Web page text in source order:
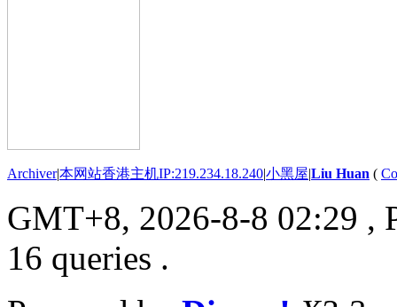
Archiver|本网站香港主机IP:219.234.18.240|小黑屋|Liu Huan (
GMT+8, 2026-8-8 02:29 ,
16 queries .